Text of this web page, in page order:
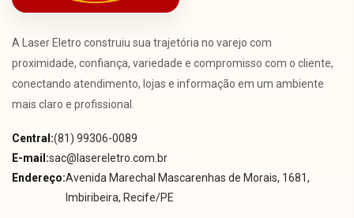
A Laser Eletro construiu sua trajetória no varejo com
proximidade, confiança, variedade e compromisso com o cliente,
conectando atendimento, lojas e informação em um ambiente
mais claro e profissional.
Central:(81) 99306-0089
E-mail:sac@lasereletro.com.br
Endereço:Avenida Marechal Mascarenhas de Morais, 1681,
Imbiribeira, Recife/PE